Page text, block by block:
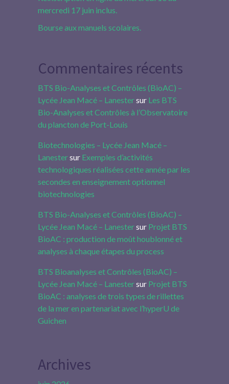
mercredi 17 juin inclus.
Bourse aux manuels scolaires.
Commentaires récents
BTS Bio-Analyses et Contrôles (BioAC) –
Lycée Jean Macé – Lanestersur Les BTS
Bio-Analyses et Contrôles à l’Observatoire
du plancton de Port-Louis
Biotechnologies – Lycée Jean Macé –
Lanestersur Exemples d’activités
technologiques réalisées cette année par les
secondes en enseignement optionnel
biotechnologies
BTS Bio-Analyses et Contrôles (BioAC) –
Lycée Jean Macé – Lanestersur Projet BTS
BioAC : production de moût houblonné et
analyses à chaque étapes du process
BTS Bioanalyses et Contrôles (BioAC) –
Lycée Jean Macé – Lanestersur Projet BTS
BioAC : analyses de trois types de rillettes
de la mer en partenariat avec l’hyperU de
Guichen
Archives